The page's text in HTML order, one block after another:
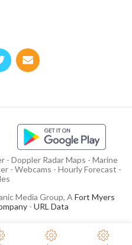
Doppler Radar Maps - Marine
- Webcams - Hourly Forecast -
Media Group, A Fort Myers
- URL Data